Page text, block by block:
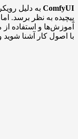
ComfyUI به دلیل
پیچیده به نظر برسد.
آموزش‌ها و استفاده از
با اصول کار آشنا